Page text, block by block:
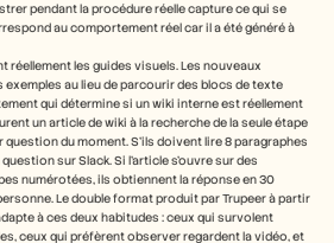
pendant la procédure réelle capture ce qui se
au comportement réel car il a été généré à
réellement les guides visuels. Les nouveaux
au lieu de parcourir des blocs de texte
qui détermine si un wiki interne est réellement
un article de wiki à la recherche de la seule étape
question du moment. S'ils doivent lire 8 paragraphes
sur Slack. Si l'article s’ouvre sur des
numérotées, ils obtiennent la réponse en 30
Le double format produit par Trupeer à partir
à ces deux habitudes : ceux qui survolent
ceux qui préfèrent observer regardent la vidéo, et